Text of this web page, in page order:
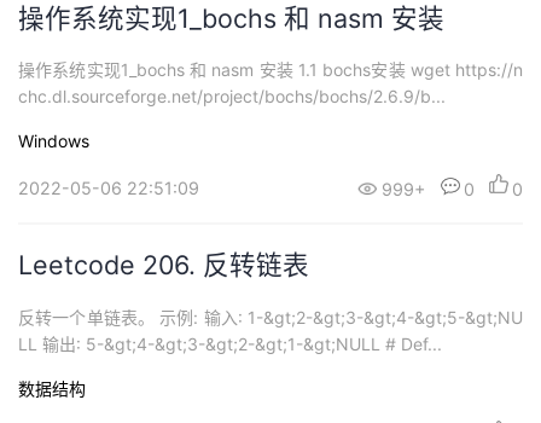
操作系统实现1_bochs 和 nasm 安装
操作系统实现1_bochs 和 nasm 安装 1.1 bochs安装 wget https://n
chc.dl.sourceforge.net/project/bochs/bochs/2.6.9/b...
Windows
2022-05-06 22:51:09 999+ 0 0
Leetcode 206. 反转链表
反转一个单链表。 示例: 输入: 1-&gt;2-&gt;3-&gt;4-&gt;5-&gt;NU
LL 输出: 5-&gt;4-&gt;3-&gt;2-&gt;1-&gt;NULL # Def...
数据结构